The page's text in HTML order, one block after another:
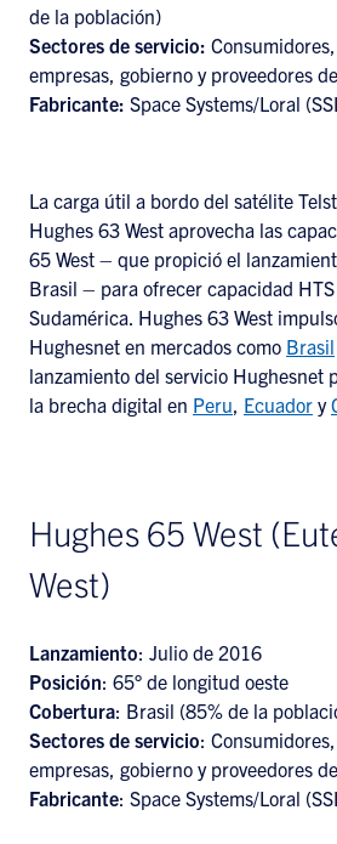
de la población)
Sectores de servicio:
empresas, gobierno y proveedores
Fabricante: Space Systems/Loral
La carga útil a bordo del satélite
Hughes 63 West aprovecha las
65 West – que propició el
Brasil – para ofrecer capacidad
Sudamérica. Hughes 63 West
Hughesnet en mercados como Brasil
lanzamiento del servicio Hughesnet
la brecha digital en Peru, Ecuador y
Hughes 65 West
West)
Lanzamiento: Julio de 2016
Posición: 65° de longitud oeste
Cobertura: Brasil (85% de la
Sectores de servicio:
empresas, gobierno y proveedores
Fabricante: Space Systems/Loral